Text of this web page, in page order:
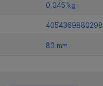
0,045 kg
4054369880298
80 mm